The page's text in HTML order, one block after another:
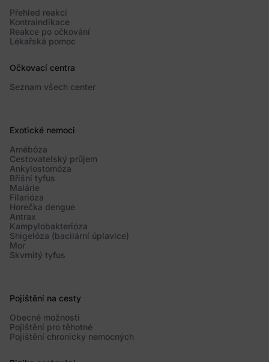
Přehled reakcí
Kontraindikace
Reakce po očkování
Lékařská pomoc
Očkovací centra
Seznam všech center
Exotické nemoci
Amébóza
Cestovatelský průjem
Ankylostomóza
Břišní tyfus
Malárie
Filarióza
Horečka dengue
Antrax
Kampylobakterióza
Shigelóza (bacilární úplavice)
Mor
Skvrnitý tyfus
Pojištění na cesty
Obecné možnosti
Pojištění pro těhotné
Pojištění chronicky nemocných